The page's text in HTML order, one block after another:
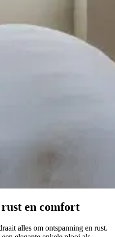
rust en comfort
alles om ontspanning en rust.